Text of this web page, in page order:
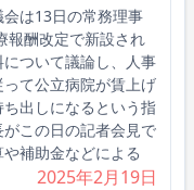
は13日の常務理事
報酬改定で新設され
ついて議論し、人事
て公立病院が賃上げ
出しになるという指
この日の記者会見で
補助金などによる
2025年2月19日